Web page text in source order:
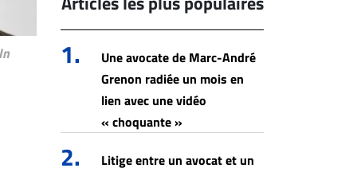
1.
Une avocate de Marc-André
Grenon radiée un mois en
lien avec une vidéo
« choquante »
2.
Litige entre un avocat et un